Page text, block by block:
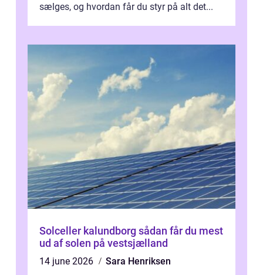
sælges, og hvordan får du styr på alt det...
Solceller kalundborg sådan får du mest
ud af solen på vestsjælland
14 june 2026
Sara Henriksen